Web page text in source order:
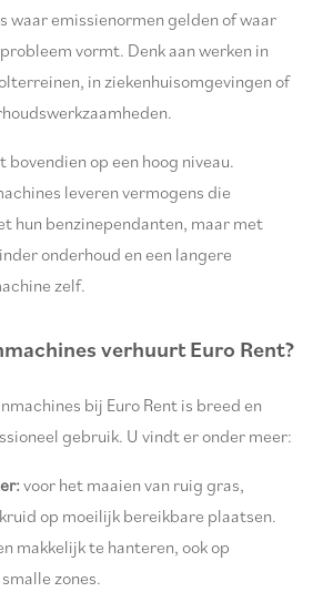
waar emissienormen gelden of waar
vormt. Denk aan werken in
in ziekenhuisomgevingen of
op een hoog niveau.
leveren vermogens die
hun benzinependanten, maar met
onderhoud en een langere
zelf.
verhuurt Euro Rent?
bij Euro Rent is breed en
gebruik. U vindt er onder meer:
voor het maaien van ruig gras,
op moeilijk bereikbare plaatsen.
makkelijk te hanteren, ook op
zones.